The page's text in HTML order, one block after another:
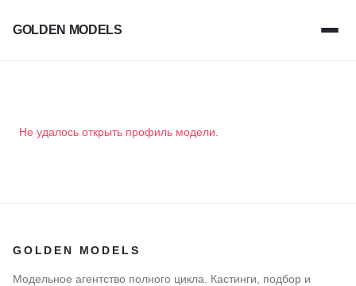
GOLDEN MODELS
Не удалось открыть профиль модели.
GOLDEN MODELS
Модельное агентство полного цикла. Кастинги, подбор и